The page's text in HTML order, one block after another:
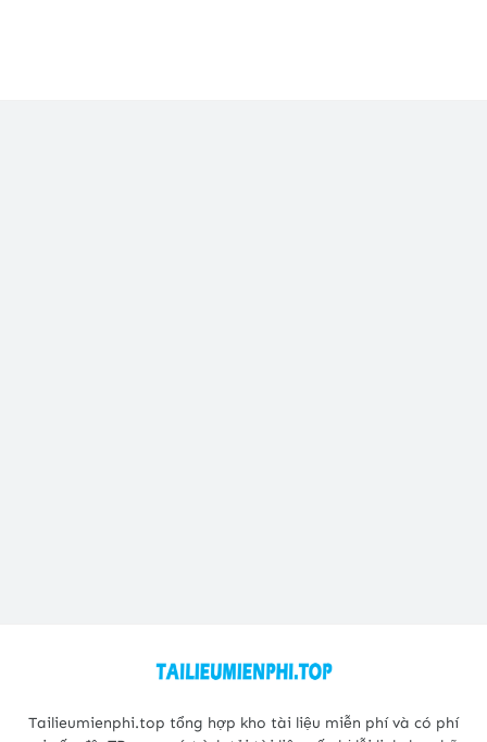
Tailieumienphi.top tổng hợp kho tài liệu miễn phí và có phí